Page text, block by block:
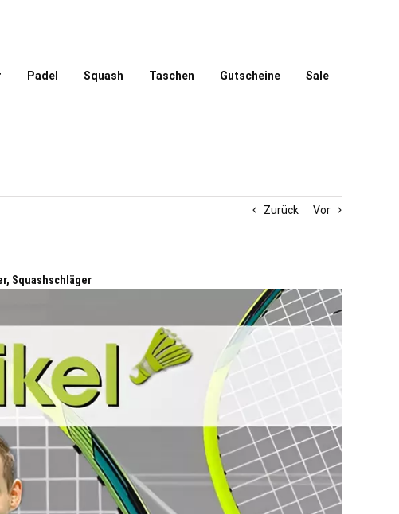
Padel Squash Taschen Gutscheine Sale
Zurück Vor
Squashschläger